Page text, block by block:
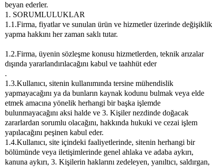
beyan ederler.
1. SORUMLULUKLAR
1.1.Firma, fiyatlar ve sunulan ürün ve hizmetler üzerinde değişiklik
yapma hakkını her zaman saklı tutar.
1.2.Firma, üyenin sözleşme konusu hizmetlerden, teknik arızalar
dışında yararlandırılacağını kabul ve taahhüt eder
.
1.3.Kullanıcı, sitenin kullanımında tersine mühendislik
yapmayacağını ya da bunların kaynak kodunu bulmak veya elde
etmek amacına yönelik herhangi bir başka işlemde
bulunmayacağını aksi halde ve 3. Kişiler nezdinde doğacak
zararlardan sorumlu olacağını, hakkında hukuki ve cezai işlem
yapılacağını peşinen kabul eder.
1.4.Kullanıcı, site içindeki faaliyetlerinde, sitenin herhangi bir
bölümünde veya iletişimlerinde genel ahlaka ve adaba aykırı,
kanuna aykırı, 3. Kişilerin haklarını zedeleyen, yanıltıcı, saldırgan,